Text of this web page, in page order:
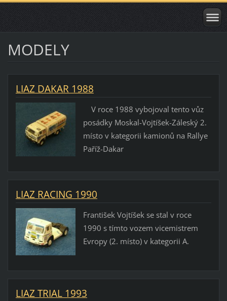
MODELY
LIAZ DAKAR 1988
V roce 1988 vybojoval tento vůz
posádky Moskal-Vojtíšek-Záleský 2.
místo v kategorii kamionů na Rallye
Paříž-Dakar
LIAZ RACING 1990
František Vojtíšek se stal v roce
1990 s tímto vozem vicemistrem
Evropy (2. místo) v kategorii A.
LIAZ TRIAL 1993